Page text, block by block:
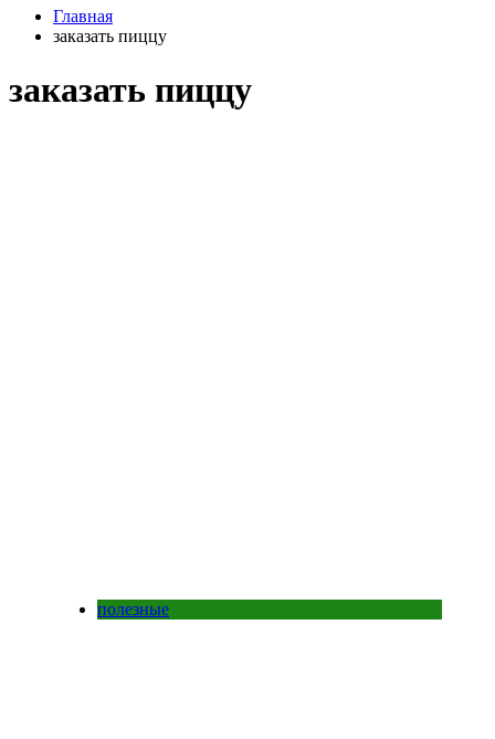
Главная
заказать пиццу
заказать пиццу
полезные